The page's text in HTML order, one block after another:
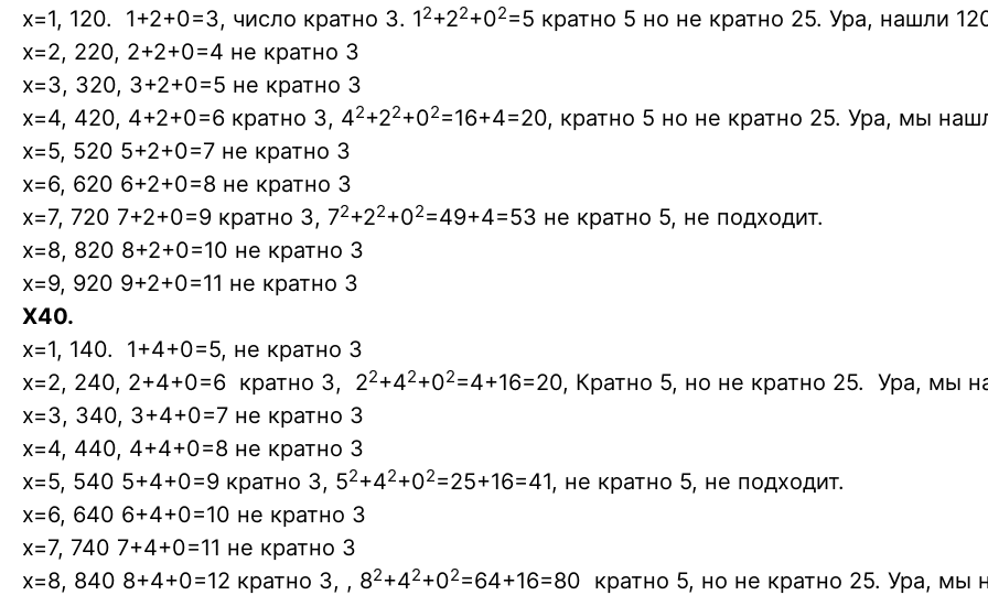
x=1, 120. 1+2+0=3, число кратно 3. 12+22+02=5 кратно 5 но не кратно 25. Ура, нашли
x=2, 220, 2+2+0=4 не кратно 3
x=3, 320, 3+2+0=5 не кратно 3
x=4, 420, 4+2+0=6 кратно 3, 42+22+02=16+4=20, кратно 5 но не кратно 25. Ура, мы
x=5, 520 5+2+0=7 не кратно 3
x=6, 620 6+2+0=8 не кратно 3
x=7, 720 7+2+0=9 кратно 3, 72+22+02=49+4=53 не кратно 5, не подходит.
x=8, 820 8+2+0=10 не кратно 3
x=9, 920 9+2+0=11 не кратно 3
X40.
x=1, 140. 1+4+0=5, не кратно 3
x=2, 240, 2+4+0=6 кратно 3, 22+42+02=4+16=20, Кратно 5, но не кратно 25. Ура, мы
x=3, 340, 3+4+0=7 не кратно 3
x=4, 440, 4+4+0=8 не кратно 3
x=5, 540 5+4+0=9 кратно 3, 52+42+02=25+16=41, не кратно 5, не подходит.
x=6, 640 6+4+0=10 не кратно 3
x=7, 740 7+4+0=11 не кратно 3
x=8, 840 8+4+0=12 кратно 3, , 82+42+02=64+16=80 кратно 5, но не кратно 25. Ура,